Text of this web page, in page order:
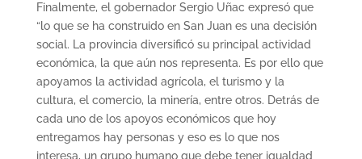
Finalmente, el gobernador Sergio Uñac expresó que
“lo que se ha construido en San Juan es una decisión
social. La provincia diversificó su principal actividad
económica, la que aún nos representa. Es por ello que
apoyamos la actividad agrícola, el turismo y la
cultura, el comercio, la minería, entre otros. Detrás de
cada uno de los apoyos económicos que hoy
entregamos hay personas y eso es lo que nos
interesa, un grupo humano que debe tener igualdad